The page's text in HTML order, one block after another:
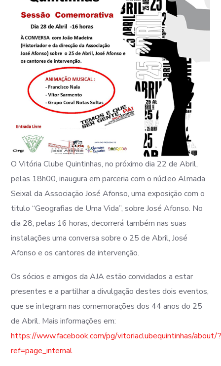
O Vitória Clube Quintinhas, no próximo dia 22 de Abril,
pelas 18h00, inaugura em parceria com o núcleo Almada
Seixal da Associação José Afonso, uma exposição com o
titulo “Geografias de Uma Vida”, sobre José Afonso. No
dia 28, pelas 16 horas, decorrerá também nas suas
instalações uma conversa sobre o 25 de Abril, José
Afonso e os cantores de intervenção.
Os sócios e amigos da AJA estão convidados a estar
presentes e a partilhar a divulgação destes dois eventos,
que se integram nas comemorações dos 44 anos do 25
de Abril. Mais informações em:
https://www.facebook.com/pg/vitoriaclubequintinhas/about/
ref=page_internal